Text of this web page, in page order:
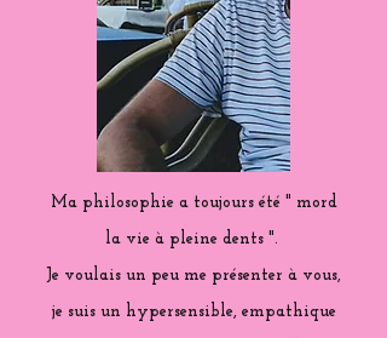
Ma philosophie a toujours été " mord
la vie à pleine dents ".
Je voulais un peu me présenter à vous,
je suis un hypersensible, empathique